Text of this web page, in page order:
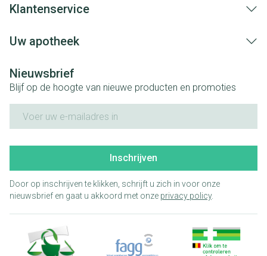
Klantenservice
Uw apotheek
Nieuwsbrief
Blijf op de hoogte van nieuwe producten en promoties
Inschrijven
Door op inschrijven te klikken, schrijft u zich in voor onze
nieuwsbrief en gaat u akkoord met onze privacy policy.